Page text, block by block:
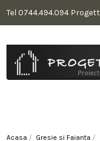
Tel 0744.494.094
Acasa Gresie si Faianta